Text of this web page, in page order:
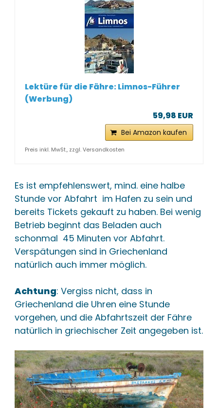
Lektüre für die Fähre: Limnos-Führer
(Werbung)
59,98 EUR
Bei Amazon kaufen
Preis inkl. MwSt., zzgl. Versandkosten
Es ist empfehlenswert, mind. eine halbe
Stunde vor Abfahrt im Hafen zu sein und
bereits Tickets gekauft zu haben. Bei wenig
Betrieb beginnt das Beladen auch
schonmal 45 Minuten vor Abfahrt.
Verspätungen sind in Griechenland
natürlich auch immer möglich.
Achtung: Vergiss nicht, dass in
Griechenland die Uhren eine Stunde
vorgehen, und die Abfahrtszeit der Fähre
natürlich in griechischer Zeit angegeben ist.